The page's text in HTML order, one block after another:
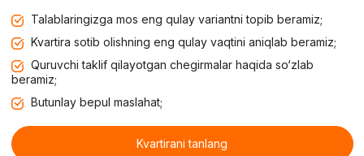
Talablaringizga mos eng qulay variantni topib beramiz;
Kvartira sotib olishning eng qulay vaqtini aniqlab beramiz;
Quruvchi taklif qilayotgan chegirmalar haqida so‘zlab
beramiz;
Butunlay bepul maslahat;
Kvartirani tanlang